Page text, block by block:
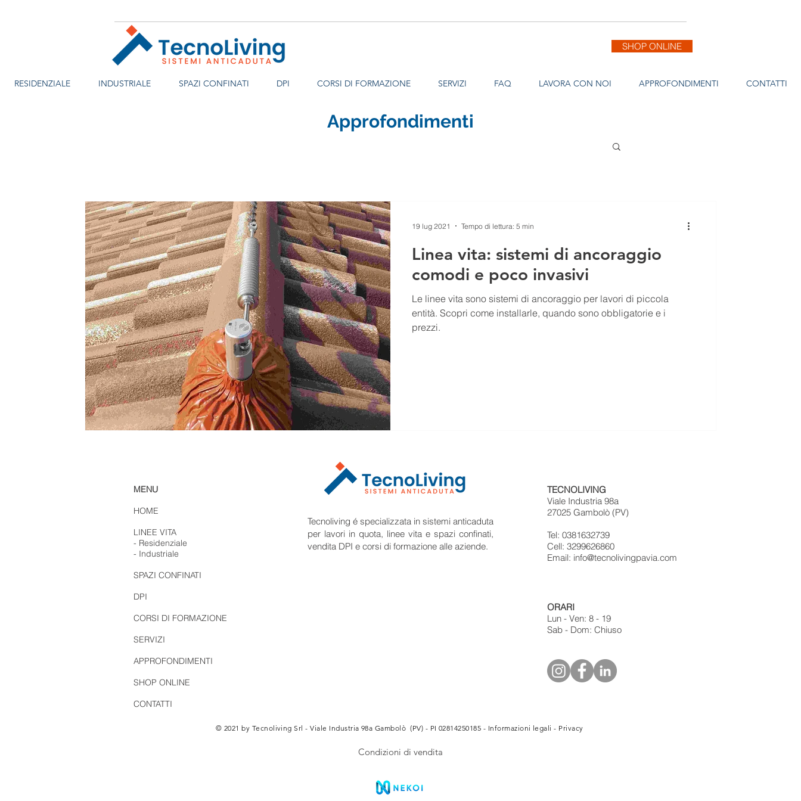
SHOP ONLINE
RESIDENZIALE INDUSTRIALE SPAZI CONFINATI DPI CORSI DI FORMAZIONE SERVIZI FAQ LAVORA CON NOI APPROFONDIMENTI CONTATTI
Approfondimenti
Linea vita: sistemi di ancoraggio
comodi e poco invasivi
Le linee vita sono sistemi di ancoraggio per lavori di piccola
entità. Scopri come installarle, quando sono obbligatorie e i
prezzi.
19 lug 2021 Tempo di lettura: 5 min
MENU
HOME
LINEE VITA
- Residenziale
- Industriale
SPAZI CONFINATI
DPI
CORSI DI FORMAZIONE
SERVIZI
APPROFONDIMENTI
SHOP ONLINE
CONTATTI
Tecnoliving é specializzata in sistemi anticaduta
per lavori in quota, linee vita e spazi confinati,
vendita DPI e corsi di formazione alle aziende.
TECNOLIVING
Viale Industria 98a
27025 Gambolò (PV)
Tel: 0381632739
Cell: 3299626860
Email: info@tecnolivingpavia.com
ORARI
Lun - Ven: 8 - 19
Sab - Dom: Chiuso
© 2021 by Tecnoliving Srl - Viale Industria 98a Gambolò (PV) - PI 02814250185 - Informazioni legali - Privacy
Condizioni di vendita